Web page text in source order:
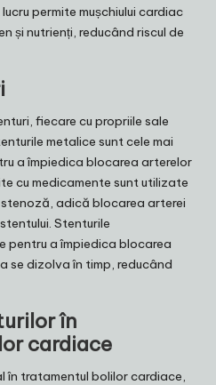
permite mușchiului cardiac
și nutrienți, reducând riscul de
fiecare cu propriile sale
metalice sunt cele mai
a împiedica blocarea arterelor
cu medicamente sunt utilizate
adică blocarea arterei
Stenturile
pentru a împiedica blocarea
se dizolva în timp, reducând
în
cardiace
în tratamentul bolilor cardiace,